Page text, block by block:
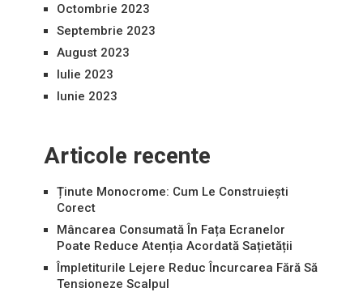
Octombrie 2023
Septembrie 2023
August 2023
Iulie 2023
Iunie 2023
Articole recente
Ținute Monocrome: Cum Le Construiești
Corect
Mâncarea Consumată În Fața Ecranelor
Poate Reduce Atenția Acordată Sațietății
Împletiturile Lejere Reduc Încurcarea Fără Să
Tensioneze Scalpul